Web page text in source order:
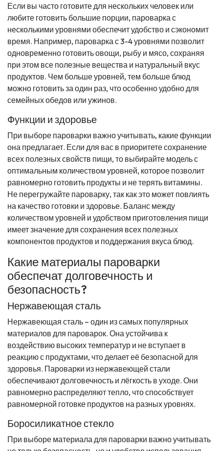
Если вы часто готовите для нескольких человек или
любите готовить большие порции, пароварка с
несколькими уровнями обеспечит удобство и сэкономит
время. Например, пароварка с 3-4 уровнями позволит
одновременно готовить овощи, рыбу и мясо, сохраняя
при этом все полезные вещества и натуральный вкус
продуктов. Чем больше уровней, тем больше блюд
можно готовить за один раз, что особенно удобно для
семейных обедов или ужинов.
Функции и здоровье
При выборе пароварки важно учитывать, какие функции
она предлагает. Если для вас в приоритете сохранение
всех полезных свойств пищи, то выбирайте модель с
оптимальным количеством уровней, которое позволит
равномерно готовить продукты и не терять витамины.
Не перегружайте пароварку, так как это может повлиять
на качество готовки и здоровье. Баланс между
количеством уровней и удобством приготовления пищи
имеет значение для сохранения всех полезных
компонентов продуктов и поддержания вкуса блюд.
Какие материалы пароварки
обеспечат долговечность и
безопасность?
Нержавеющая сталь
Нержавеющая сталь – один из самых популярных
материалов для пароварок. Она устойчива к
воздействию высоких температур и не вступает в
реакцию с продуктами, что делает её безопасной для
здоровья. Пароварки из нержавеющей стали
обеспечивают долговечность и лёгкость в уходе. Они
равномерно распределяют тепло, что способствует
равномерной готовке продуктов на разных уровнях.
Боросиликатное стекло
При выборе материала для пароварки важно учитывать